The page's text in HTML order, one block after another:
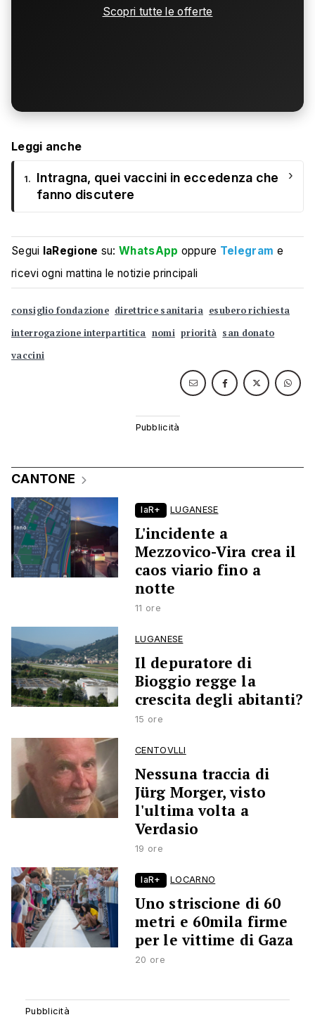
Scopri tutte le offerte
Leggi anche
1.
Intragna, quei vaccini in eccedenza che
fanno discutere
›
Segui laRegione su:WhatsApp oppure Telegram e
ricevi ogni mattina le notizie principali
consiglio fondazione direttrice sanitaria esubero richiesta
interrogazione interpartitica nomi priorità san donato
vaccini
CANTONE
laR+ LUGANESE
L'incidente a
Mezzovico-Vira crea il
caos viario fino a
notte
11 ore
LUGANESE
Il depuratore di
Bioggio regge la
crescita degli abitanti?
15 ore
CENTOVLLI
Nessuna traccia di
Jürg Morger, visto
l'ultima volta a
Verdasio
19 ore
laR+ LOCARNO
Uno striscione di 60
metri e 60mila firme
per le vittime di Gaza
20 ore